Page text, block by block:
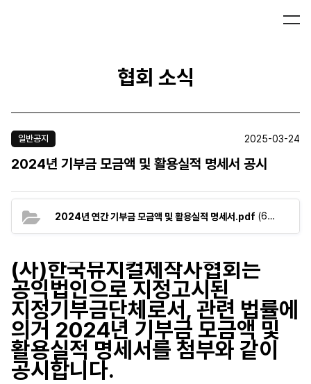
협회 소식
일반공지 2025-03-24
2024년 기부금 모금액 및 활용실적 명세서 공시
2024년 연간 기부금 모금액 및 활용실적 명세서.pdf (63.9K)
(사)한국뮤지컬제작사협회는
공익법인으로 지정고시된
지정기부금단체로서, 관련 법률에
의거 2024년 기부금 모금액 및
활용실적 명세서를 첨부와 같이
공시합니다.